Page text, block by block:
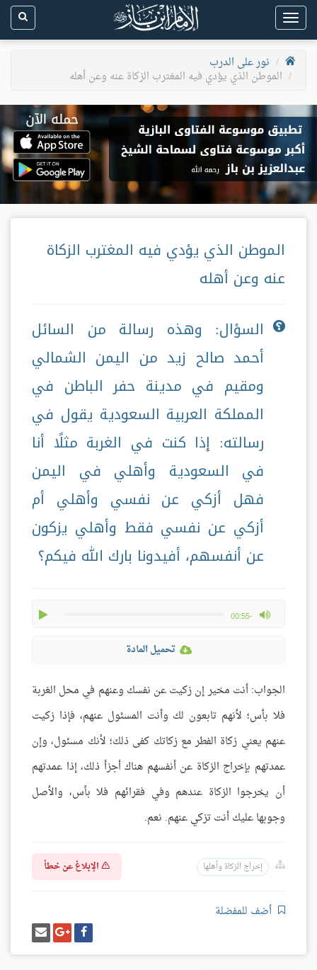
Toggle
navigation
نور على الدرب
الموطن الذي يؤدي فيه المغترب الزكاة عنه وعن أهله
الموطن الذي يؤدي فيه المغترب الزكاة
عنه وعن أهله
السؤال: وهذه رسالة من السائل
أحمد صالح زيد من اليمن الشمالي
ومقيم في مدينة حفر الباطن في
المملكة العربية السعودية يقول في
رسالته: إذا كنت في الغربة مثلًا أنا
في السعودية وأهلي في اليمن
فهل أزكي عن نفسي وأهلي أم
أزكي عن نفسي فقط وأهلي يزكون
عن أنفسهم، أفيدونا بارك الله فيكم؟
-00:55
max volume
تحميل المادة
الجواب: أنت مخير إن زكيت عن نفسك وعنهم في محل الغربة
فلا بأس؛ لأنهم تابعون لك وأنت المسئول عنهم، فإذا زكيت
عنهم يعني زكاة الفطر مع زكاتك كفى ذلك؛ لأنك مسئول، وإن
عمدتهم بإخراج الزكاة عن أنفسهم هناك أجزأ ذلك، إذا عمدتهم
أن يخرجوا الزكاة عندهم وفي فقرائهم فلا بأس، والأصل
وجوبها عليك أنت تزكي عنهم. نعم.
إخراج الزكاة وأهلها الإبلاغ عن خطأ
أضف للمفضلة
شارك
على
فيسبوك
شارك
على
غوغل
بلس
إرسل
إيميل